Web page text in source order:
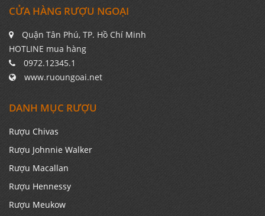
CỬA HÀNG RƯỢU NGOẠI
Quận Tân Phú, TP. Hồ Chí Minh
HOTLINE mua hàng
0972.12345.1
www.ruoungoai.net
DANH MỤC RƯỢU
Rượu Chivas
Rượu Johnnie Walker
Rượu Macallan
Rượu Hennessy
Rượu Meukow